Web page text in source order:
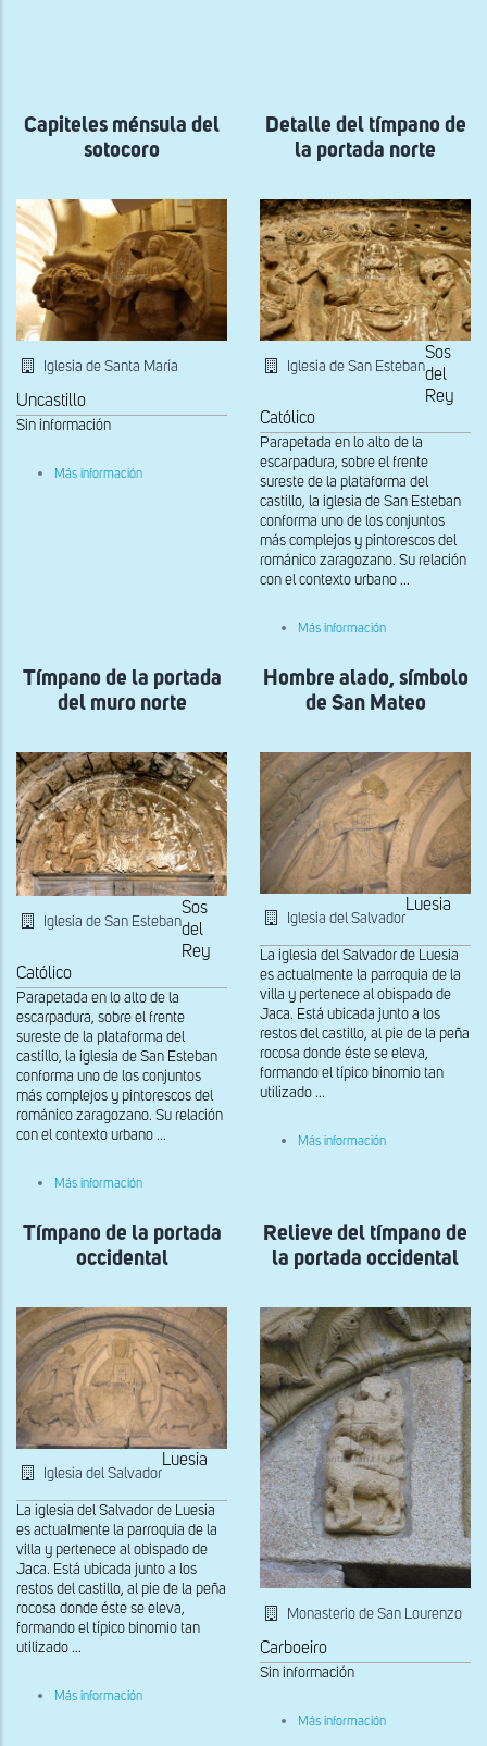
navegación
Capiteles ménsula del
sotocoro
Iglesia de Santa María
Uncastillo
Sin información
Más información
Detalle del tímpano de
la portada norte
Iglesia de San Esteban
Sos
del
Rey
Católico
Parapetada en lo alto de la
escarpadura, sobre el frente
sureste de la plataforma del
castillo, la iglesia de San Esteban
conforma uno de los conjuntos
más complejos y pintorescos del
románico zaragozano. Su relación
con el contexto urbano ...
Más información
tímpano
de
la
Tímpano de la portada
del muro norte
Iglesia de San Esteban
Sos
del
Rey
Católico
Parapetada en lo alto de la
escarpadura, sobre el frente
sureste de la plataforma del
castillo, la iglesia de San Esteban
conforma uno de los conjuntos
más complejos y pintorescos del
románico zaragozano. Su relación
con el contexto urbano ...
Más información
la
portada
del
Hombre alado, símbolo
de San Mateo
Iglesia del Salvador
Luesia
La iglesia del Salvador de Luesia
es actualmente la parroquia de la
villa y pertenece al obispado de
Jaca. Está ubicada junto a los
restos del castillo, al pie de la peña
rocosa donde éste se eleva,
formando el típico binomio tan
utilizado ...
Más información
Mateo
Tímpano de la portada
occidental
Iglesia del Salvador
Luesia
La iglesia del Salvador de Luesia
es actualmente la parroquia de la
villa y pertenece al obispado de
Jaca. Está ubicada junto a los
restos del castillo, al pie de la peña
rocosa donde éste se eleva,
formando el típico binomio tan
utilizado ...
Más información
Relieve del tímpano de
la portada occidental
Monasterio de San Lourenzo
Carboeiro
Sin información
Más información